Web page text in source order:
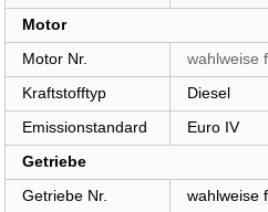
Motor
Motor Nr.
wahlweise
Kraftstofftyp
Diesel
Emissionstandard
Euro IV
Getriebe
Getriebe Nr.
wahlweise